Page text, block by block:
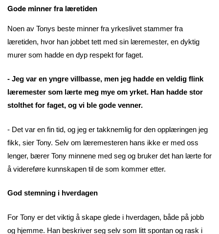
Gode minner fra læretiden
Noen av Tonys beste minner fra yrkeslivet stammer fra
læretiden, hvor han jobbet tett med sin læremester, en dyktig
murer som hadde en dyp respekt for faget.
- Jeg var en yngre villbasse, men jeg hadde en veldig flink
læremester som lærte meg mye om yrket. Han hadde stor
stolthet for faget, og vi ble gode venner.
- Det var en fin tid, og jeg er takknemlig for den opplæringen jeg
fikk, sier Tony. Selv om læremesteren hans ikke er med oss
lenger, bærer Tony minnene med seg og bruker det han lærte for
å videreføre kunnskapen til de som kommer etter.
God stemning i hverdagen
For Tony er det viktig å skape glede i hverdagen, både på jobb
og hjemme. Han beskriver seg selv som litt spontan og rask i